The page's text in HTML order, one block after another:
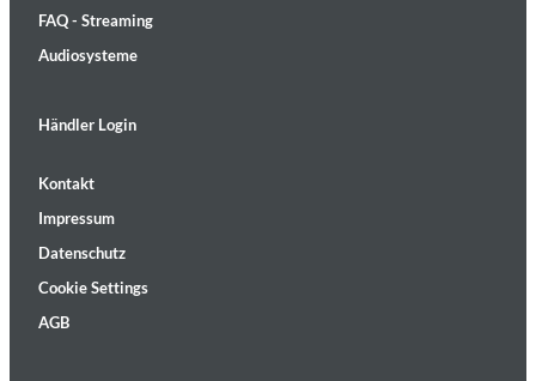
FAQ - Streaming
Audiosysteme
Händler Login
Kontakt
Impressum
Datenschutz
Cookie Settings
AGB